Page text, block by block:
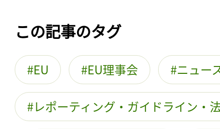
この記事のタグ
EU EU理事会 ニュー
レポーティング・ガイドライン・